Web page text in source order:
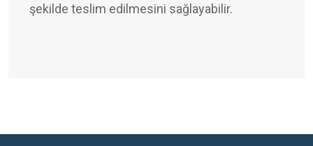
şekilde teslim edilmesini sağlayabilir.